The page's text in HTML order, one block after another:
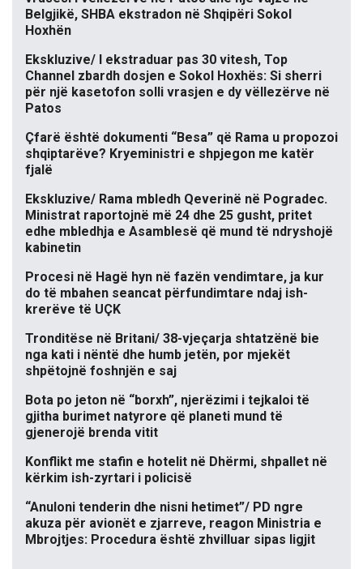
Belgjikë, SHBA ekstradon në Shqipëri Sokol
Hoxhën
Ekskluzive/ I ekstraduar pas 30 vitesh, Top
Channel zbardh dosjen e Sokol Hoxhës: Si sherri
për një kasetofon solli vrasjen e dy vëllezërve në
Patos
Çfarë është dokumenti “Besa” që Rama u propozoi
shqiptarëve? Kryeministri e shpjegon me katër
fjalë
Ekskluzive/ Rama mbledh Qeverinë në Pogradec.
Ministrat raportojnë më 24 dhe 25 gusht, pritet
edhe mbledhja e Asamblesë që mund të ndryshojë
kabinetin
Procesi në Hagë hyn në fazën vendimtare, ja kur
do të mbahen seancat përfundimtare ndaj ish-
krerëve të UÇK
Tronditëse në Britani/ 38-vjeçarja shtatzënë bie
nga kati i nëntë dhe humb jetën, por mjekët
shpëtojnë foshnjën e saj
Bota po jeton në “borxh”, njerëzimi i tejkaloi të
gjitha burimet natyrore që planeti mund të
gjenerojë brenda vitit
Konflikt me stafin e hotelit në Dhërmi, shpallet në
kërkim ish-zyrtari i policisë
“Anuloni tenderin dhe nisni hetimet”/ PD ngre
akuza për avionët e zjarreve, reagon Ministria e
Mbrojtjes: Procedura është zhvilluar sipas ligjit